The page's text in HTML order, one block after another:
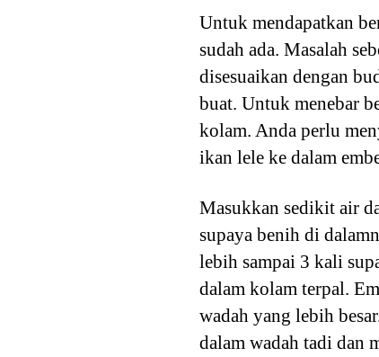
Untuk mendapatkan
sudah ada. Masalah
disesuaikan dengan
buat. Untuk menebar
kolam. Anda perlu
ikan lele ke dalam
Masukkan sedikit air
supaya benih di
lebih sampai 3 kali
dalam kolam terpal.
wadah yang lebih
dalam wadah tadi dan